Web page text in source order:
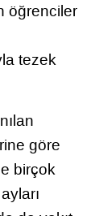
öğrenciler
tezek
göre
birçok